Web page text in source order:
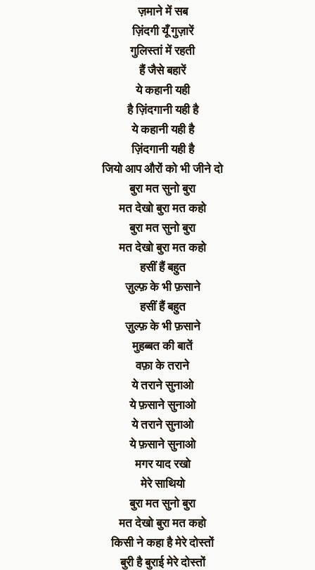
ज़माने में सब
ज़िंदगी यूँ गुज़ारें
गुलिस्तां में रहती
हैं जैसे बहारें
ये कहानी यही
है ज़िंदगानी यही है
ये कहानी यही है
ज़िंदगानी यही है
जियो आप औरों को भी जीने दो
बुरा मत सुनो बुरा
मत देखो बुरा मत कहो
बुरा मत सुनो बुरा
मत देखो बुरा मत कहो
हसीं हैं बहुत
ज़ुल्फ़ के भी फ़साने
हसीं हैं बहुत
ज़ुल्फ़ के भी फ़साने
मुहब्बत की बातें
वफ़ा के तराने
ये तराने सुनाओ
ये फ़साने सुनाओ
ये तराने सुनाओ
ये फ़साने सुनाओ
मगर याद रखो
मेरे साथियो
बुरा मत सुनो बुरा
मत देखो बुरा मत कहो
किसी ने कहा है मेरे दोस्तों
बुरी है बुराई मेरे दोस्तों